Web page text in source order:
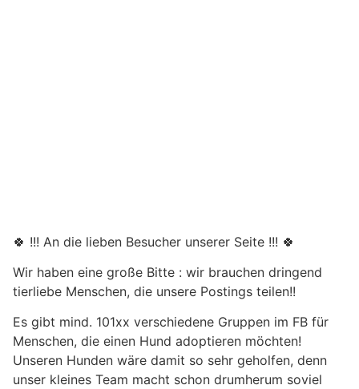
🍀 !!! An die lieben Besucher unserer Seite !!! 🍀
Wir haben eine große Bitte : wir brauchen dringend
tierliebe Menschen, die unsere Postings teilen!!
Es gibt mind. 101xx verschiedene Gruppen im FB für
Menschen, die einen Hund adoptieren möchten!
Unseren Hunden wäre damit so sehr geholfen, denn
unser kleines Team macht schon drumherum soviel